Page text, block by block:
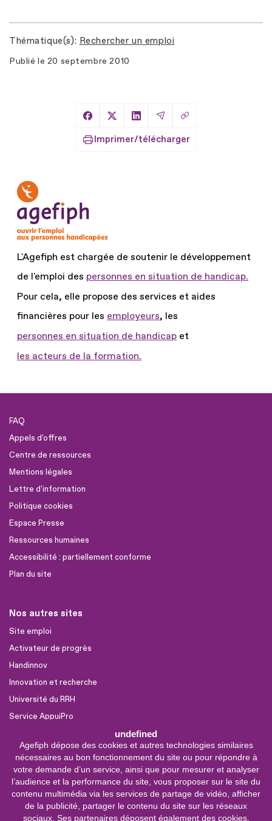
undefined
Agefiph dépose des cookies et autres technologies similaires
nécessaires au bon fonctionnement du site ou pour répondre à
votre demande d’un service, ainsi que pour mesurer et analyser
l’audience et la performance du site, vous proposer sur le site du
contenu multimédia via les services de partage de vidéo, afficher
de la publicité, partager le contenu du site sur les réseaux
sociaux. Ses partenaires déposent également des cookies.
Thématique(s) Rechercher un emploi
Publié le 20 septembre 2010
Partager sur Facebook
Partager sur X
Partager sur LinkedIn
Partager par Email
Copier le lien
Imprimer/télécharger
L'Agefiph est chargée de soutenir le développement
de l'emploi des personnes en situation de handicap.
Pour cela, elle propose des services et aides
financières pour les employeurs, les
personnes en situation de handicap et
les acteurs de la formation.
FAQ
Appels d'offres
Centre de ressources
Mentions légales
Lettre d'information
Politique cookies
Espace Presse
Ressources humaines
Accessibilité : partiellement conforme
Plan du site
Nos autres sites
Site emploi
Activateur de progrès
Handinnov
Innovation et recherche
Université du RRH
Service AppuiPro
Nous suivre
Youtube
Linkedin
Facebook